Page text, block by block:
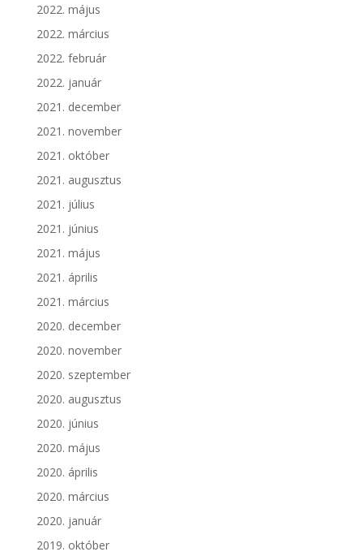
2022. május
2022. március
2022. február
2022. január
2021. december
2021. november
2021. október
2021. augusztus
2021. július
2021. június
2021. május
2021. április
2021. március
2020. december
2020. november
2020. szeptember
2020. augusztus
2020. június
2020. május
2020. április
2020. március
2020. január
2019. október